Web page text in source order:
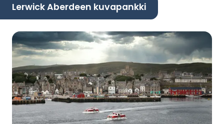
Lerwick Aberdeen kuvapankki